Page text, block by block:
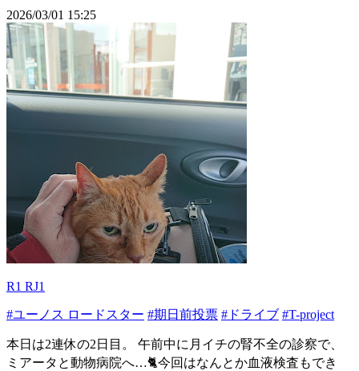
2026/03/01 15:25
R1 RJ1
#ユーノス ロードスター #期日前投票 #ドライブ #T-project
本日は2連休の2日目。 午前中に月イチの腎不全の診察で、
ミアータと動物病院へ…🐈️今回はなんとか血液検査もでき